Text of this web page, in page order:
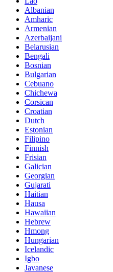
Albanian
Amharic
Armenian
Azerbaijani
Belarusian
Bengali
Bosnian
Bulgarian
Cebuano
Chichewa
Corsican
Croatian
Dutch
Estonian
Filipino
Finnish
Frisian
Galician
Georgian
Gujarati
Haitian
Hausa
Hawaiian
Hebrew
Hmong
Hungarian
Icelandic
Igbo
Javanese